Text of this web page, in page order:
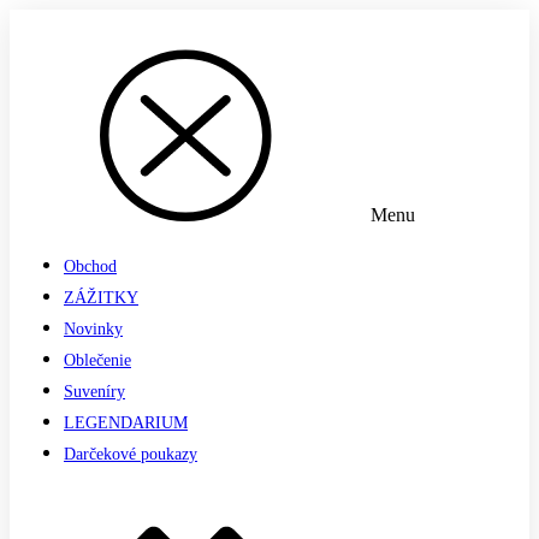
Menu
Obchod
ZÁŽITKY
Novinky
Oblečenie
Suveníry
LEGENDARIUM
Darčekové poukazy